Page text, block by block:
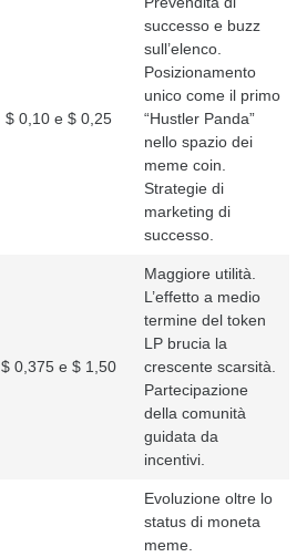
$ 0,10 e $ 0,25
successo e buzz
sull’elenco.
Posizionamento
unico come il primo
“Hustler Panda”
nello spazio dei
meme coin.
Strategie di
marketing di
successo.
$ 0,375 e $ 1,50
Maggiore utilità.
L’effetto a medio
termine del token
LP brucia la
crescente scarsità.
Partecipazione
della comunità
guidata da
incentivi.
Evoluzione oltre lo
status di moneta
meme.